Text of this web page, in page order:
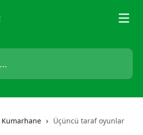
Kumarhane Üçüncü taraf oyunlar